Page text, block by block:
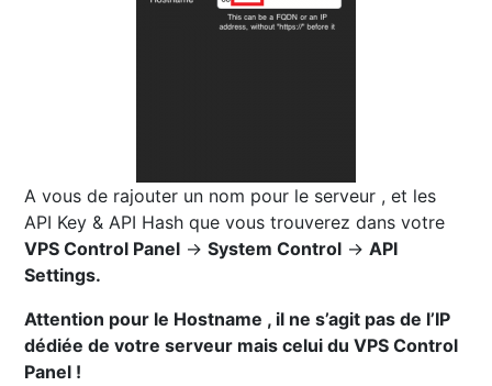
A vous de rajouter un nom pour le serveur , et les
API Key & API Hash que vous trouverez dans votre
VPS Control Panel ->System Control ->API
Settings.
Attention pour le Hostname , il ne s’agit pas de l’IP
dédiée de votre serveur mais celui du VPS Control
Panel !